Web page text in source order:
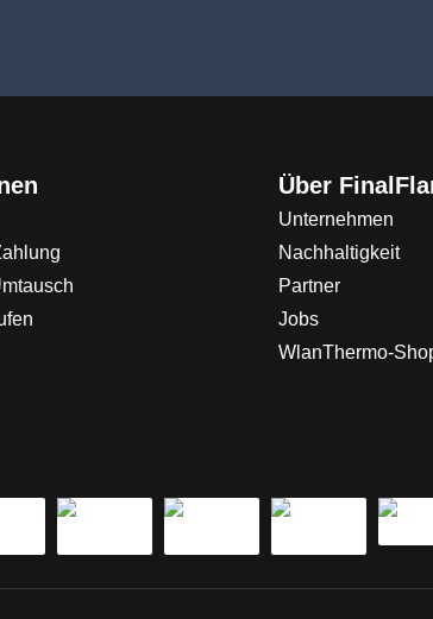
Über
Unternehmen
Nachhaltigkeit
Partner
Jobs
WlanThermo-